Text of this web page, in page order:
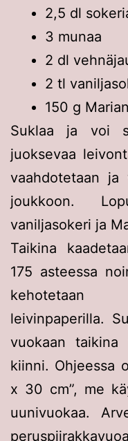
2,5 dl
3 munaa
2 dl
2 tl
150 g
Suklaa ja voi
juoksevaa
vaahdotetaan
joukkoon.
vaniljasokeri ja
Taikina
175 asteessa
kehotetaan
leivinpaperilla.
vuokaan taikina
kiinni. Ohjeessa
x 30 cm”, me
uunivuokaa.